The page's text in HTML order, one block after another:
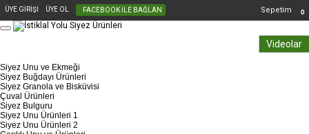
ÜYE GİRİŞİ ÜYE OL FACEBOOK İLE BAĞLAN Sepetim 0
Videolar
Siyez Unu ve Ekmeği
Siyez Buğdayı Ürünleri
Siyez Granola ve Bisküvisi
Çuval Ürünleri
Siyez Bulguru
Siyez Unu Ürünleri 1
Siyez Unu Ürünleri 2